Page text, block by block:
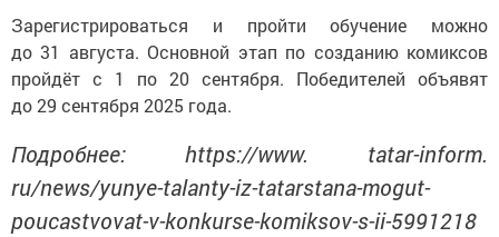
Зарегистрироваться и пройти обучение можно
до 31 августа. Основной этап по созданию комиксов
пройдёт с 1 по 20 сентября. Победителей объявят
до 29 сентября 2025 года.
Подробнее: https://www. tatar-inform.
ru/news/yunye-talanty-iz-tatarstana-mogut-
poucastvovat-v-konkurse-komiksov-s-ii-5991218